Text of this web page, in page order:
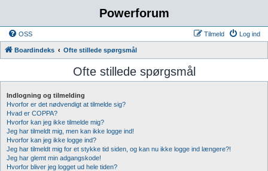
Powerforum
OSS Log ind
Tilmeld
Boardindeks Ofte stillede spørgsmål
Ofte stillede spørgsmål
Indlogning og tilmelding
Hvorfor er det nødvendigt at tilmelde sig?
Hvad er COPPA?
Hvorfor kan jeg ikke tilmelde mig?
Jeg har tilmeldt mig, men kan ikke logge ind!
Hvorfor kan jeg ikke logge ind?
Jeg har tilmeldt mig for et stykke tid siden, og kan nu ikke logge ind længere?!
Jeg har glemt min adgangskode!
Hvorfor bliver jeg logget ud hele tiden?